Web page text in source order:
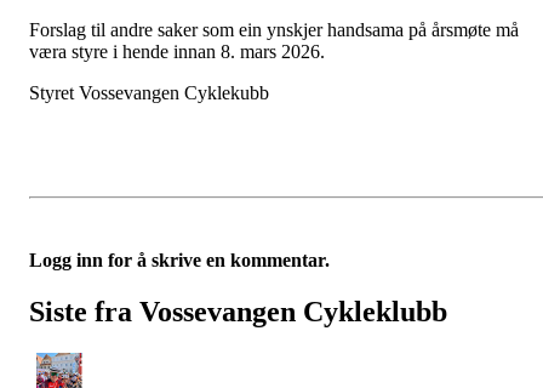
Forslag til andre saker som ein ynskjer handsama på årsmøte må
væra styre i hende innan 8. mars 2026.
Styret Vossevangen Cyklekubb
Logg inn for å skrive en kommentar.
Siste fra Vossevangen Cykleklubb